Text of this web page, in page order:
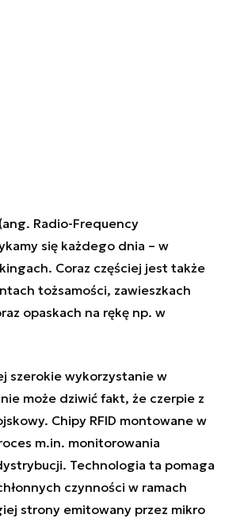
Radio-Frequency
się każdego dnia – w
Coraz częściej jest także
tożsamości, zawieszkach
opaskach na rękę np. w
szerokie wykorzystanie w
może dziwić fakt, że czerpie z
Chipy RFID montowane w
m.in. monitorowania
Technologia ta pomaga
czynności w ramach
strony emitowany przez mikro